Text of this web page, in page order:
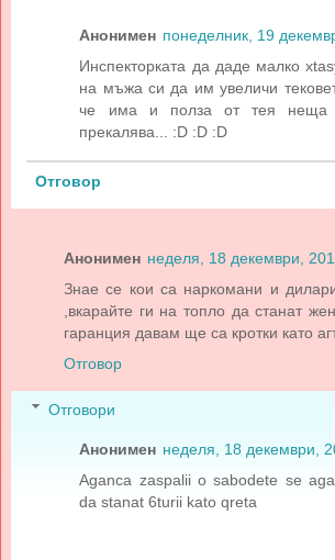
Анонимен понеделник, 19
Инспекторката да даде малко
на мъжа си да им увеличи
че има и полза от тея неща
прекалява... :D :D :D
Отговор
Анонимен неделя, 18 декември,
Знае се кои са наркомани и
,вкарайте ги на топло да станат
гаранция давам ще са кротки като
Отговор
Отговори
Анонимен неделя, 18 декември,
Aganca zaspalii o sabodete se
da stanat 6turii kato qreta